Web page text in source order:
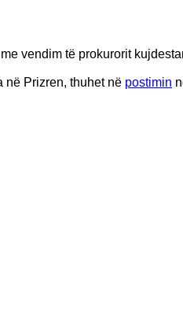
vendim të prokurorit
në Prizren, thuhet në postimin